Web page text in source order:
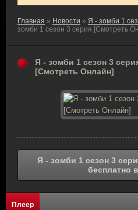
Главная » Новости » Я - зомби 1
зомби 1 сезон 3 серия [Смотреть
Я - зомби 1 сезон 3
[Смотреть Онлайн]
Я - зомби 1 сезон 3
бесплатно
Плеер